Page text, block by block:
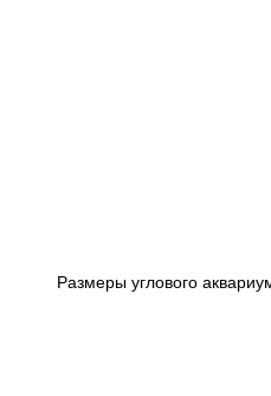
Размеры углового